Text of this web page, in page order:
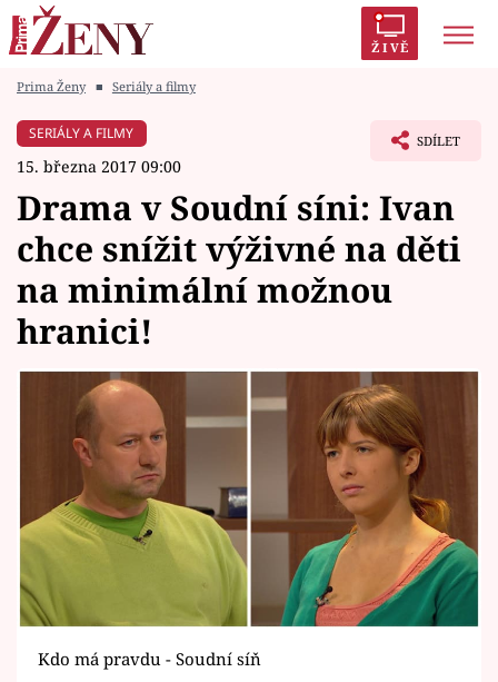
ŽIVĚ
Módní alarm
Témata
Celebrity
Vztahy
Seriály
Horoskopy
Sledujte prima+
Filmový festival Karlovy Vary
Pořady
Prima Ženy ■ Seriály a filmy
SERIÁLY A FILMY
15. března 2017 09:00
SDÍLET
Drama v Soudní síni: Ivan
chce snížit výživné na děti
na minimální možnou
hranici!
Kdo má pravdu - Soudní síň